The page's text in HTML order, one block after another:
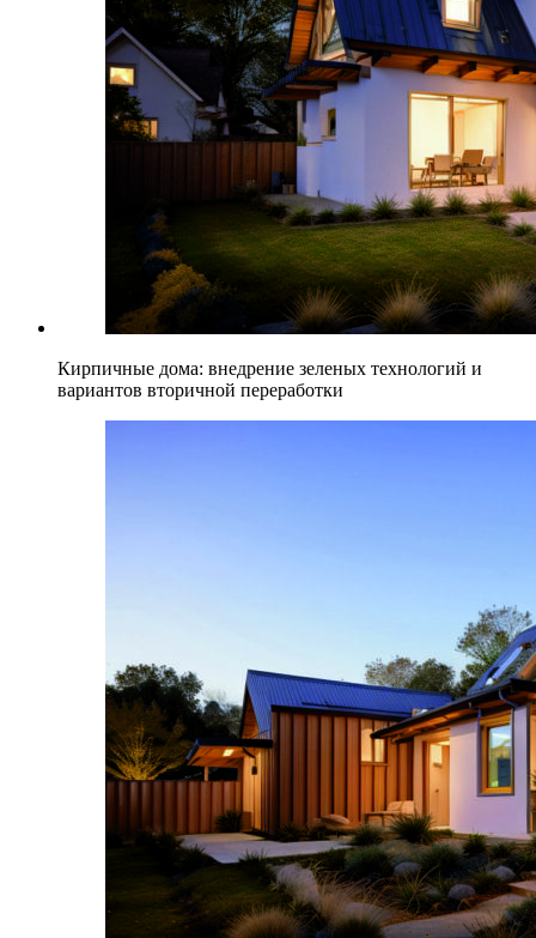
Кирпичные дома: внедрение зеленых технологий и
вариантов вторичной переработки